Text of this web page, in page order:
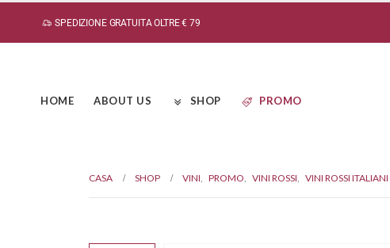
SPEDIZIONE GRATUITA OLTRE € 79
HOME ABOUT US SHOP PROMO
CASA SHOP VINI PROMO VINI ROSSI VINI ROSSI ITALIANI